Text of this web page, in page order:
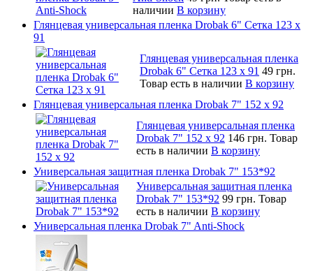
наличии В корзину
Глянцевая универсальная пленка Drobak 6" Сетка 123 х
91
Глянцевая универсальная пленка
Drobak 6" Сетка 123 х 91 49 грн.
Товар есть в наличии В корзину
Глянцевая универсальная пленка Drobak 7" 152 x 92
Глянцевая универсальная пленка
Drobak 7" 152 x 92 146 грн. Товар
есть в наличии В корзину
Универсальная защитная пленка Drobak 7" 153*92
Универсальная защитная пленка
Drobak 7" 153*92 99 грн. Товар
есть в наличии В корзину
Универсальная пленка Drobak 7" Anti-Shock